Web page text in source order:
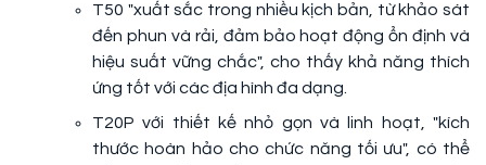
T50 "xuất sắc trong nhiều kịch bản, từ khảo sát
đến phun và rải, đảm bảo hoạt động ổn định và
hiệu suất vững chắc", cho thấy khả năng thích
ứng tốt với các địa hình đa dạng.
T20P với thiết kế nhỏ gọn và linh hoạt, "kích
thước hoàn hảo cho chức năng tối ưu", có thể